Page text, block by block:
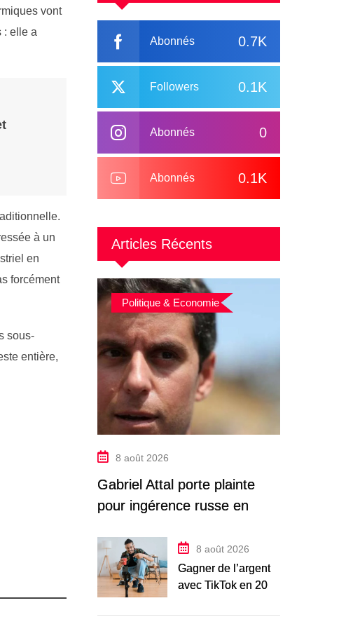
vont
: elle a
à un
en
forcément
sous-
entière,
0.7K
Abonnés
0.1K
Followers
0
Abonnés
0.1K
Abonnés
Articles Récents
Politique & Economie
8 août 2026
Gabriel Attal porte plainte
pour ingérence russe en
présidentielle
8 août 2026
Gagner de l’argent
avec TikTok en 2026